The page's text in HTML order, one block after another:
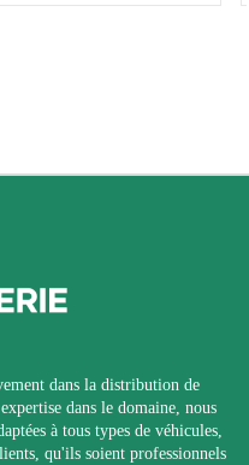
dans la distribution de
dans le domaine, nous
à tous types de véhicules,
qu'ils soient professionnels